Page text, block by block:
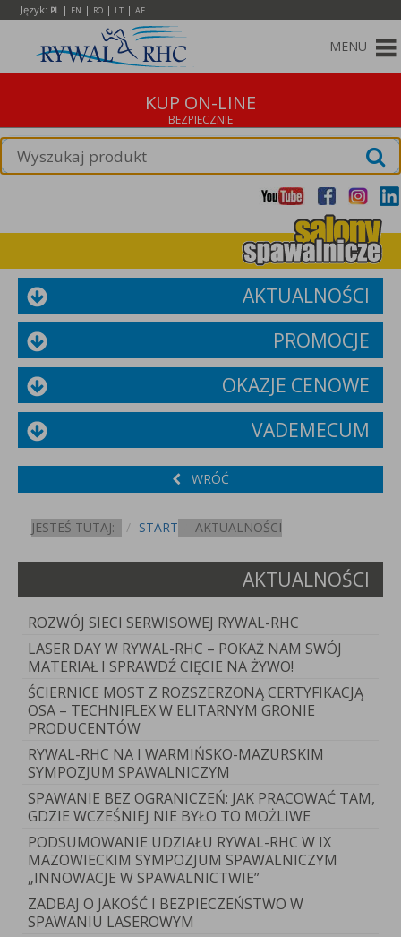
Język: PL | EN | RO | LT | AE
MENU
KUP ON-LINE
AKTUALNOŚCI
PROMOCJE
OKAZJE CENOWE
VADEMECUM
WRÓĆ
JESTEŚ TUTAJ: START AKTUALNOŚCI
AKTUALNOŚCI
ROZWÓJ SIECI SERWISOWEJ RYWAL-RHC
LASER DAY W RYWAL-RHC – POKAŻ NAM SWÓJ
MATERIAŁ I SPRAWDŹ CIĘCIE NA ŻYWO!
ŚCIERNICE MOST Z ROZSZERZONĄ CERTYFIKACJĄ
OSA – TECHNIFLEX W ELITARNYM GRONIE
PRODUCENTÓW
RYWAL-RHC NA I WARMIŃSKO-MAZURSKIM
SYMPOZJUM SPAWALNICZYM
SPAWANIE BEZ OGRANICZEŃ: JAK PRACOWAĆ TAM,
GDZIE WCZEŚNIEJ NIE BYŁO TO MOŻLIWE
PODSUMOWANIE UDZIAŁU RYWAL-RHC W IX
MAZOWIECKIM SYMPOZJUM SPAWALNICZYM
„INNOWACJE W SPAWALNICTWIE”
ZADBAJ O JAKOŚĆ I BEZPIECZEŃSTWO W
SPAWANIU LASEROWYM